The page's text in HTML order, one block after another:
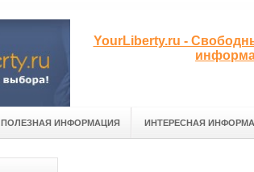
YourLiberty.ru -
ПОЛЕЗНАЯ ИНФОРМАЦИЯ ИНТЕРЕСНАЯ